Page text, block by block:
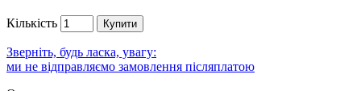
Кількість Купити
Зверніть, будь ласка, увагу:
ми не відправляємо замовлення післяплатою